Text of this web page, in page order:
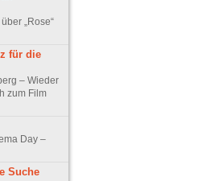
„Rose“
für die
– Wieder
zum Film
Day –
Suche